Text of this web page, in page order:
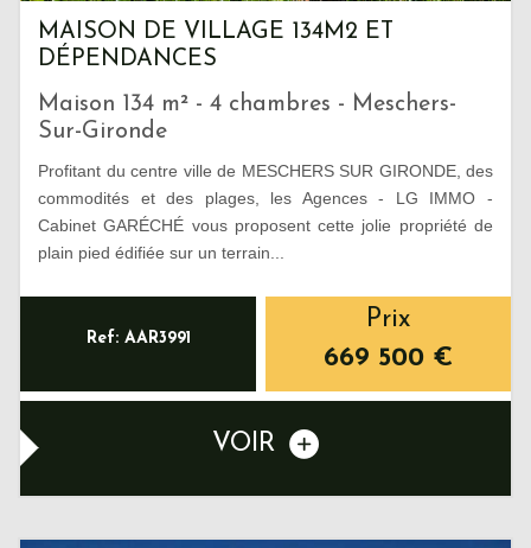
MAISON DE VILLAGE 134M2 ET
DÉPENDANCES
Maison 134 m² - 4 chambres - Meschers-
Sur-Gironde
Profitant du centre ville de MESCHERS SUR GIRONDE, des
commodités et des plages, les Agences - LG IMMO -
Cabinet GARÉCHÉ vous proposent cette jolie propriété de
plain pied édifiée sur un terrain...
Ref: AAR3991
Prix
669 500 €
VOIR